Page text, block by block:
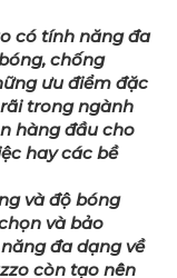
có tính năng đa
chống
ưu điểm đặc
trong ngành
hàng đầu cho
hay các bề
và độ bóng
và bảo
đa dạng về
còn tạo nên